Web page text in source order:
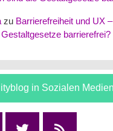
zu Barrierefreiheit und UX
barrierefrei?
in Sozialen Medien